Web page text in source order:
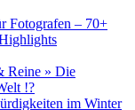
Fotografen – 70+
Reine » Die
!?
im Winter